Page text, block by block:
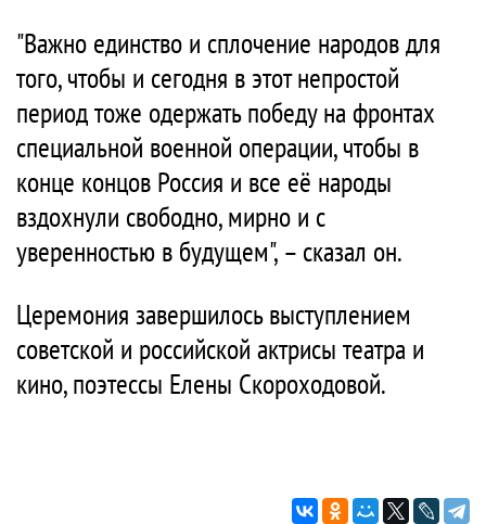
"Важно единство и сплочение народов для
того, чтобы и сегодня в этот непростой
период тоже одержать победу на фронтах
специальной военной операции, чтобы в
конце концов Россия и все её народы
вздохнули свободно, мирно и с
уверенностью в будущем", – сказал он.
Церемония завершилось выступлением
советской и российской актрисы театра и
кино, поэтессы Елены Скороходовой.